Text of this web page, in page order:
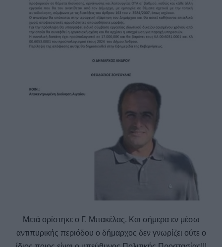
Μετά ορίστηκε ο Γ. Μπακέλας. Και σήμερα εν μέσω
αντιπυρικής περιόδου ο δήμαρχος δεν γνωρίζει ούτε ο